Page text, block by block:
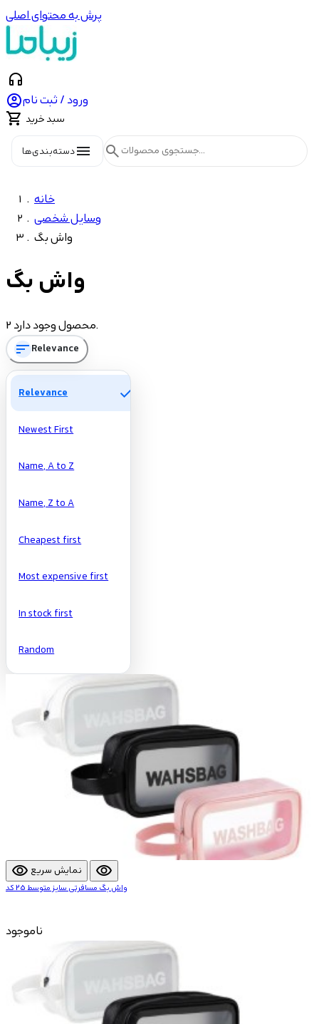
پرش به محتوای اصلی
headphones
ورود / ثبت نام
 سبد خرید
menuدسته‌بندی‌ها search
خانه
وسایل شخصی
واش بگ
تومان
تومان
Manufacturers
واش بگ
2 محصول وجود دارد.
sortRelevance
Relevance check
Newest First
Name, A to Z
Name, Z to A
Cheapest first
Most expensive first
In stock first
Random
visibility نمایش سریع visibility
واش بگ مسافرتی سایز متوسط 25 کد
ناموجود